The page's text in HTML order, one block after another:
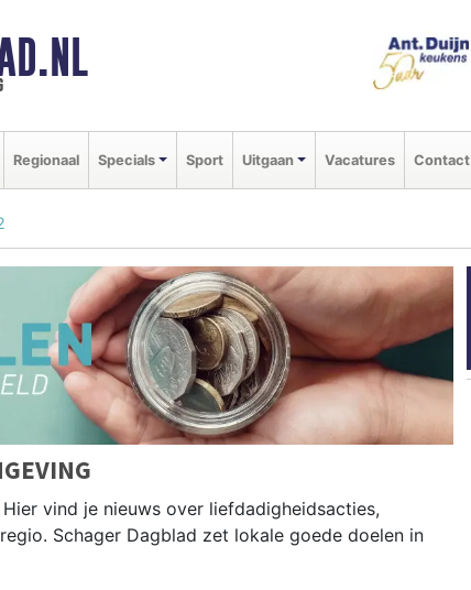
Regionaal Specials Sport Uitgaan Vacatures Contact
vind je nieuws over liefdadigheidsacties,
Schager Dagblad zet lokale goede doelen in